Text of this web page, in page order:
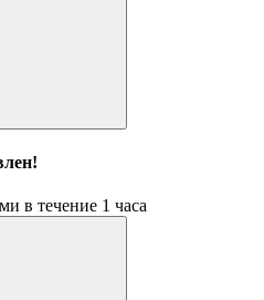
в течение 1 часа